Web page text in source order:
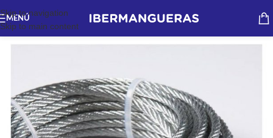
Skip to navigation
Skip to main content
MENÚ